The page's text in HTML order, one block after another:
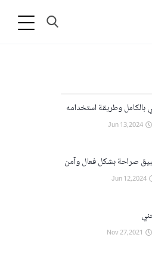
وطريقة استخدامه
صراحة بشكل فعال وآمن